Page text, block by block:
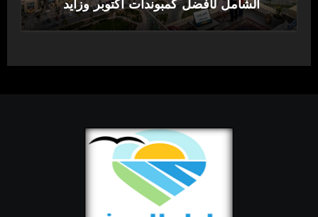
الشامل لأفضل كمبوندات أكتوبر وزايد